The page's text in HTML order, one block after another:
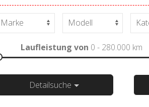
Laufleistung von 0 - 280.000 km
Detailsuche